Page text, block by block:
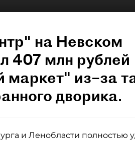
на Невском
407 млн рублей
из–за
дворика.
и Ленобласти полностью